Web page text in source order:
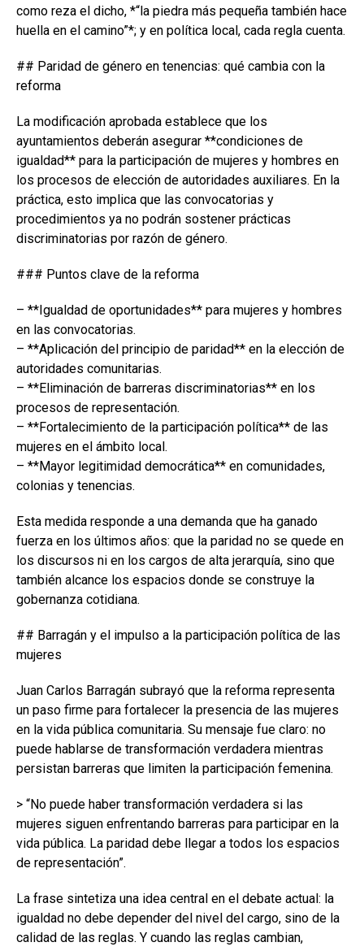
como reza el dicho, *“la piedra más pequeña también hace
huella en el camino”*; y en política local, cada regla cuenta.
## Paridad de género en tenencias: qué cambia con la
reforma
La modificación aprobada establece que los
ayuntamientos deberán asegurar **condiciones de
igualdad** para la participación de mujeres y hombres en
los procesos de elección de autoridades auxiliares. En la
práctica, esto implica que las convocatorias y
procedimientos ya no podrán sostener prácticas
discriminatorias por razón de género.
### Puntos clave de la reforma
– **Igualdad de oportunidades** para mujeres y hombres
en las convocatorias.
– **Aplicación del principio de paridad** en la elección de
autoridades comunitarias.
– **Eliminación de barreras discriminatorias** en los
procesos de representación.
– **Fortalecimiento de la participación política** de las
mujeres en el ámbito local.
– **Mayor legitimidad democrática** en comunidades,
colonias y tenencias.
Esta medida responde a una demanda que ha ganado
fuerza en los últimos años: que la paridad no se quede en
los discursos ni en los cargos de alta jerarquía, sino que
también alcance los espacios donde se construye la
gobernanza cotidiana.
## Barragán y el impulso a la participación política de las
mujeres
Juan Carlos Barragán subrayó que la reforma representa
un paso firme para fortalecer la presencia de las mujeres
en la vida pública comunitaria. Su mensaje fue claro: no
puede hablarse de transformación verdadera mientras
persistan barreras que limiten la participación femenina.
> “No puede haber transformación verdadera si las
mujeres siguen enfrentando barreras para participar en la
vida pública. La paridad debe llegar a todos los espacios
de representación”.
La frase sintetiza una idea central en el debate actual: la
igualdad no debe depender del nivel del cargo, sino de la
calidad de las reglas. Y cuando las reglas cambian,